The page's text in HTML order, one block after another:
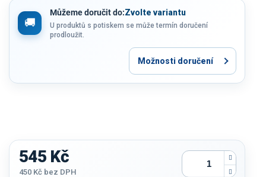
Můžeme doručit do:Zvolte variantu
U produktů s potiskem se může termín doručení
prodloužit.
Možnosti doručení
545 Kč
450 Kč bez DPH